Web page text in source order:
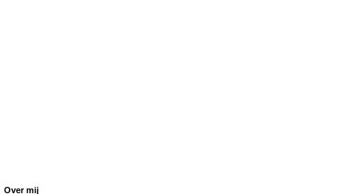
Over mij